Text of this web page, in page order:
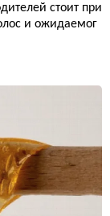
стоит при
и ожидаемог